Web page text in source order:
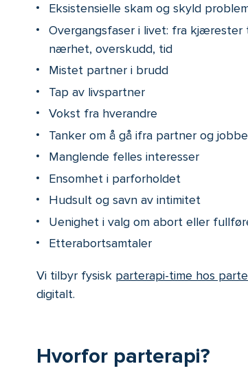
Eksistensielle skam og skyld
Overgangsfaser i livet: fra
nærhet, overskudd, tid
Mistet partner i brudd
Tap av livspartner
Vokst fra hverandre
Tanker om å gå ifra partner og
Manglende felles interesser
Ensomhet i parforholdet
Hudsult og savn av intimitet
Uenighet i valg om abort eller
Etterabortsamtaler
Vi tilbyr fysisk parterapi-time hos
digitalt.
Hvorfor parterapi?